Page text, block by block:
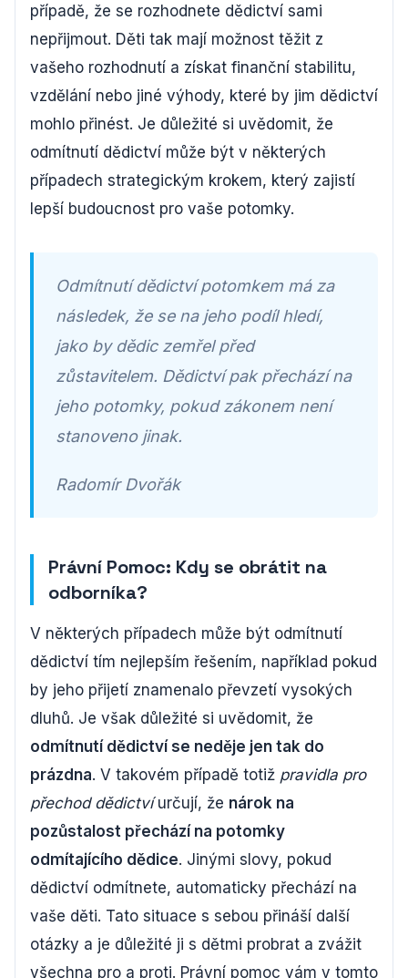
případě, že se rozhodnete dědictví sami
nepřijmout. Děti tak mají možnost těžit z
vašeho rozhodnutí a získat finanční stabilitu,
vzdělání nebo jiné výhody, které by jim dědictví
mohlo přinést. Je důležité si uvědomit, že
odmítnutí dědictví může být v některých
případech strategickým krokem, který zajistí
lepší budoucnost pro vaše potomky.
Odmítnutí dědictví potomkem má za
následek, že se na jeho podíl hledí,
jako by dědic zemřel před
zůstavitelem. Dědictví pak přechází na
jeho potomky, pokud zákonem není
stanoveno jinak.
Radomír Dvořák
Právní Pomoc: Kdy se obrátit na
odborníka?
V některých případech může být odmítnutí
dědictví tím nejlepším řešením, například pokud
by jeho přijetí znamenalo převzetí vysokých
dluhů. Je však důležité si uvědomit, že
odmítnutí dědictví se neděje jen tak do
prázdna. V takovém případě totiž pravidla pro
přechod dědictvíurčují, že nárok na
pozůstalost přechází na potomky
odmítajícího dědice. Jinými slovy, pokud
dědictví odmítnete, automaticky přechází na
vaše děti. Tato situace s sebou přináší další
otázky a je důležité ji s dětmi probrat a zvážit
všechna pro a proti. Právní pomoc vám v tomto